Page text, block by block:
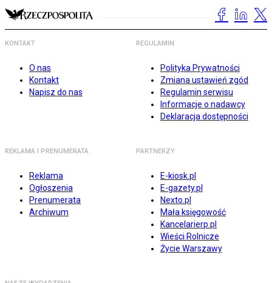
KONTAKT
O nas
Kontakt
Napisz do nas
REGULAMIN
Polityka Prywatności
Zmiana ustawień zgód
Regulamin serwisu
Informacje o nadawcy
Deklaracja dostępności
REKLAMA I PRENUMERATA
Reklama
Ogłoszenia
Prenumerata
Archiwum
PARTNERZY
E-kiosk.pl
E-gazety.pl
Nexto.pl
Mała księgowość
Kancelarierp.pl
Wieści Rolnicze
Życie Warszawy